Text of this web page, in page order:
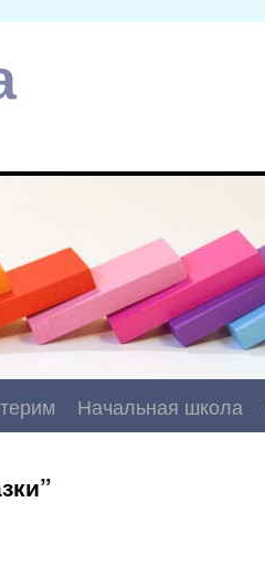
Начальная школа